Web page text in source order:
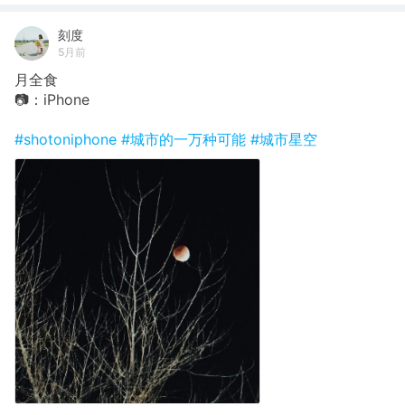
刻度
5月前
月全食
📷：iPhone
#shotoniphone #城市的一万种可能 #城市星空